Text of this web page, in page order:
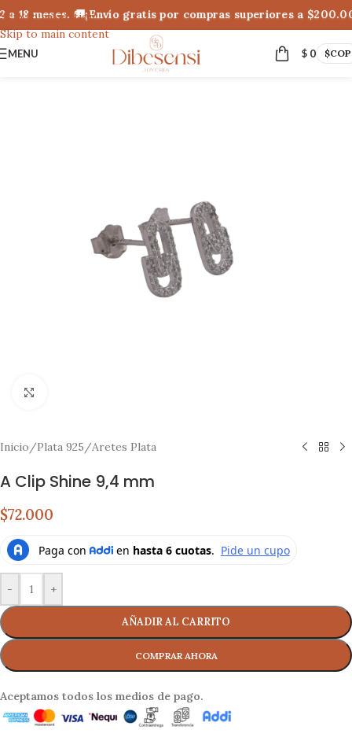
Skip to navigation
Skip to main content
a 18 meses. 🚚¡Envío gratis por compras superiores a
MENU $0 $COP
Inicio/Plata 925/Aretes Plata
A Clip Shine 9,4 mm
$72.000
- +
AÑADIR AL CARRITO
Aceptamos todos los medios de pago.